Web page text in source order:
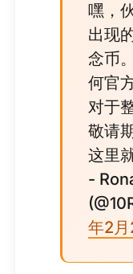
嘿，
出现
念币
何官
对于
敬请
这里
-
年2月